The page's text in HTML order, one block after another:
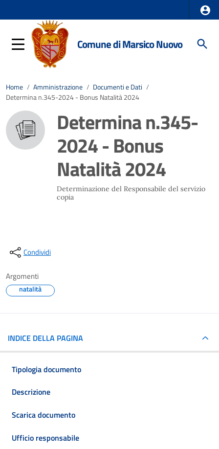
Comune di Marsico Nuovo
Home / Amministrazione / Documenti e Dati /
Determina n.345-2024 - Bonus Natalità 2024
Determina n.345-
2024 - Bonus
Natalità 2024
Determinazione del Responsabile del servizio
copia
Condividi
Argomenti
natalità
INDICE DELLA PAGINA
Tipologia documento
Descrizione
Scarica documento
Ufficio responsabile